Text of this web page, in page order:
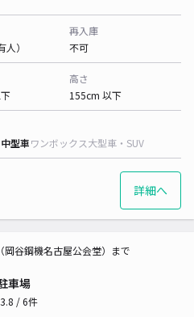
）
再入庫
不可
高さ
155cm 以下
中型車ワンボックス大型車・SUV
詳細へ
車場
岡谷鋼機名古屋公会堂）まで
3.8 / 6件